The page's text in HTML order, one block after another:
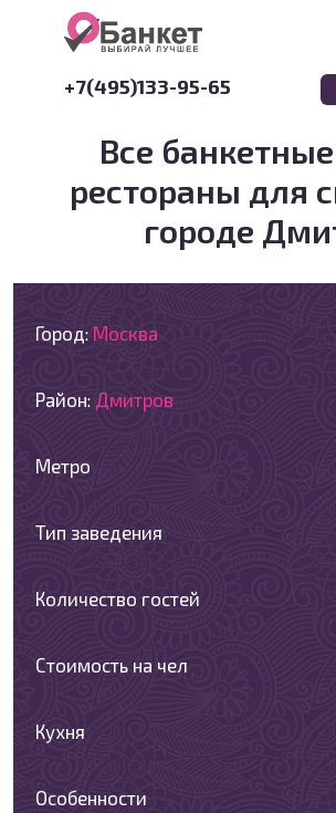
+7(495)133-95-65
Все
рестораны для
городе
Город: Москва
Район: Дмитров
Метро
Тип заведения
Количество гостей
Стоимость на чел
Кухня
Особенности